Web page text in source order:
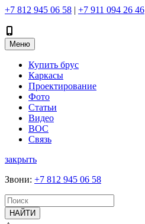
+7 812 945 06 58 | +7 911 094 26 46
Меню
Купить брус
Каркасы
Проектирование
Фото
Статьи
Видео
ВОС
Связь
закрыть
Звони: +7 812 945 06 58
НАЙТИ